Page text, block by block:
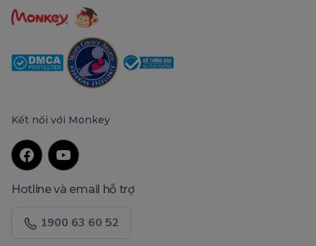
Kết nối với Monkey
Hotline và email hỗ trợ
1900 63 60 52